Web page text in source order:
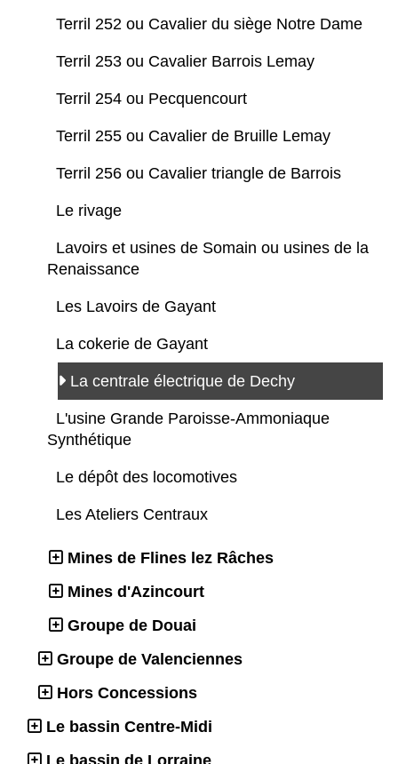
Terril 252 ou Cavalier du siège Notre Dame
Terril 253 ou Cavalier Barrois Lemay
Terril 254 ou Pecquencourt
Terril 255 ou Cavalier de Bruille Lemay
Terril 256 ou Cavalier triangle de Barrois
Le rivage
Lavoirs et usines de Somain ou usines de la
Renaissance
Les Lavoirs de Gayant
La cokerie de Gayant
La centrale électrique de Dechy
L'usine Grande Paroisse-Ammoniaque
Synthétique
Le dépôt des locomotives
Les Ateliers Centraux
Mines de Flines lez Râches
Mines d'Azincourt
Groupe de Douai
Groupe de Valenciennes
Hors Concessions
Le bassin Centre-Midi
Le bassin de Lorraine